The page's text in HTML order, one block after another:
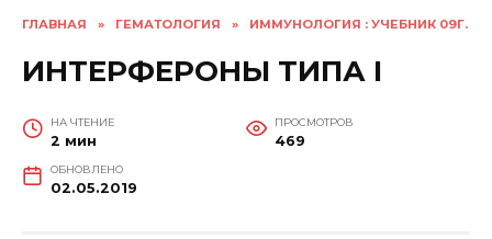
ГЛАВНАЯ » ГЕМАТОЛОГИЯ » ИММУНОЛОГИЯ : УЧЕБНИК 09Г.
ИНТЕРФЕРОНЫ ТИПА I
НА ЧТЕНИЕ
2 мин
ПРОСМОТРОВ
469
ОБНОВЛЕНО
02.05.2019